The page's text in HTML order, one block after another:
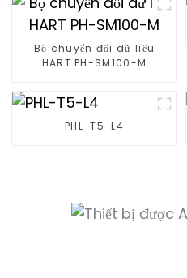
Bộ chuyển đổi dữ liệu
HART PH-SM100-M
PHL-T5-L4